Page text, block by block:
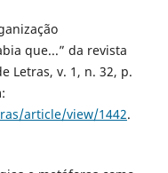
que...” da revista
Letras, v. 1, n. 32, p.
article/view/1442.